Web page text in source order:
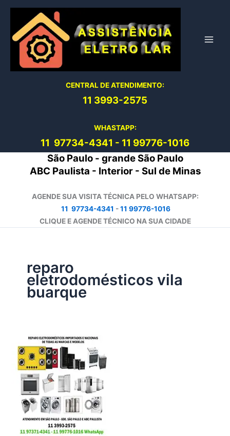
conteúdo
CENTRAL DE ATENDIMENTO:
11 3993-2575
WHASTAPP:
11 97734-4341 - 11 99776-1016
São Paulo - grande São Paulo
ABC Paulista - Interior - Sul de Minas
AGENDE SUA VISITA TÉCNICA PELO WHATSAPP:
11 97734-4341 -11 99776-1016
CLIQUE E AGENDE TÉCNICO NA SUA CIDADE
reparo
eletrodomésticos vila
buarque